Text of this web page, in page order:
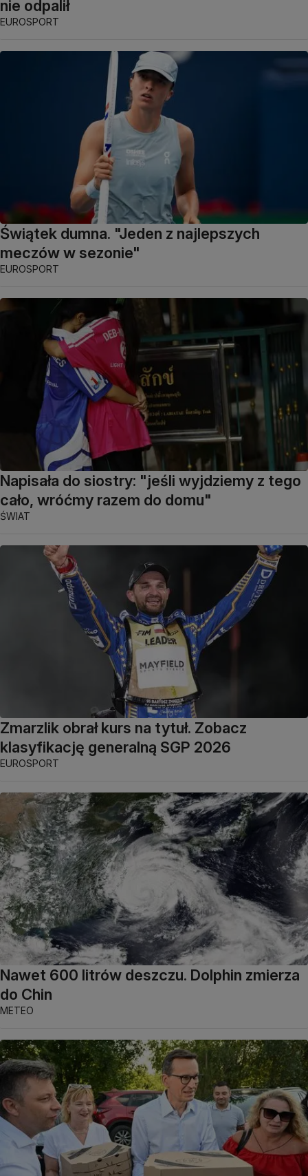
nie odpalił
EUROSPORT
Świątek dumna. "Jeden z najlepszych
meczów w sezonie"
EUROSPORT
Napisała do siostry: "jeśli wyjdziemy z tego
cało, wróćmy razem do domu"
ŚWIAT
Zmarzlik obrał kurs na tytuł. Zobacz
klasyfikację generalną SGP 2026
EUROSPORT
Nawet 600 litrów deszczu. Dolphin zmierza
do Chin
METEO